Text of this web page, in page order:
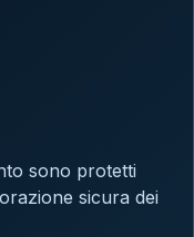
sono protetti
sicura dei